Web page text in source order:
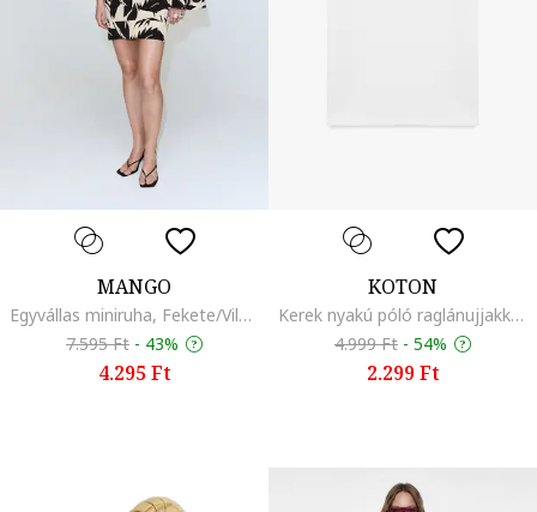
MANGO
Egyvállas miniruha, Fekete/Világosbézs
7.595 Ft - 43%
4.295 Ft
KOTON
Kerek nyakú póló raglánujjakkal, Fehér
4.999 Ft - 54%
2.299 Ft